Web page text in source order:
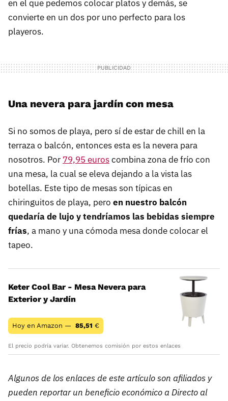
en el que pedemos colocar platos y demás, se
convierte en un dos por uno perfecto para los
playeros.
Una nevera para jardín con mesa
Si no somos de playa, pero sí de estar de chill en la
terraza o balcón, entonces esta es la nevera para
nosotros. Por 79,95 euroscombina zona de frío con
una mesa, la cual se eleva dejando a la vista las
botellas. Este tipo de mesas son típicas en
chiringuitos de playa, pero en nuestro balcón
quedaría de lujo y tendríamos las bebidas siempre
frías, a mano y una cómoda mesa donde colocar el
tapeo.
Keter Cool Bar - Mesa Nevera para
Exterior y Jardín
Hoy en Amazon — 85,51 €
El precio podría variar. Obtenemos comisión por estos enlaces
Algunos de los enlaces de este artículo son afiliados y
pueden reportar un beneficio económico a Directo al